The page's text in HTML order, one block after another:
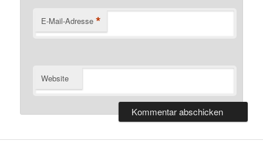
E-Mail-Adresse *
Website